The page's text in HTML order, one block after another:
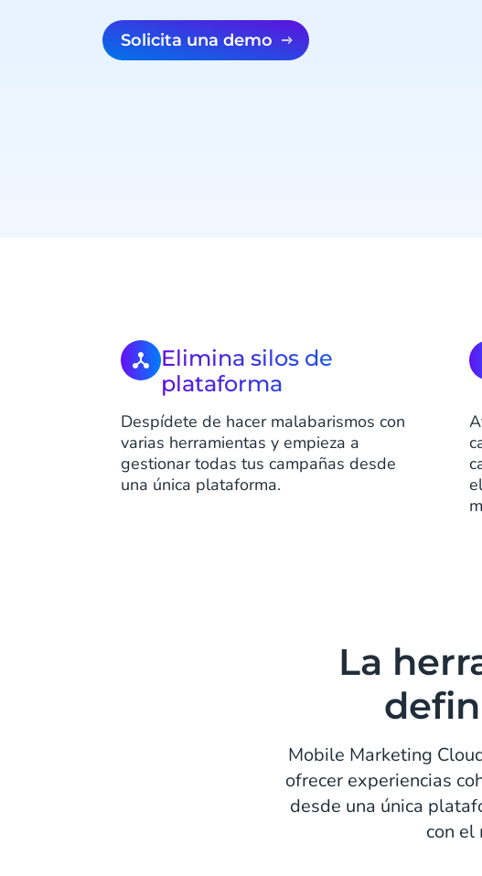
Solicita una demo
Elimina silos de
plataforma
Despídete de hacer malabarismos con
varias herramientas y empieza a
gestionar todas tus campañas desde
una única plataforma.
La
Mobile Marketing
ofrecer experiencias
desde una única
con el